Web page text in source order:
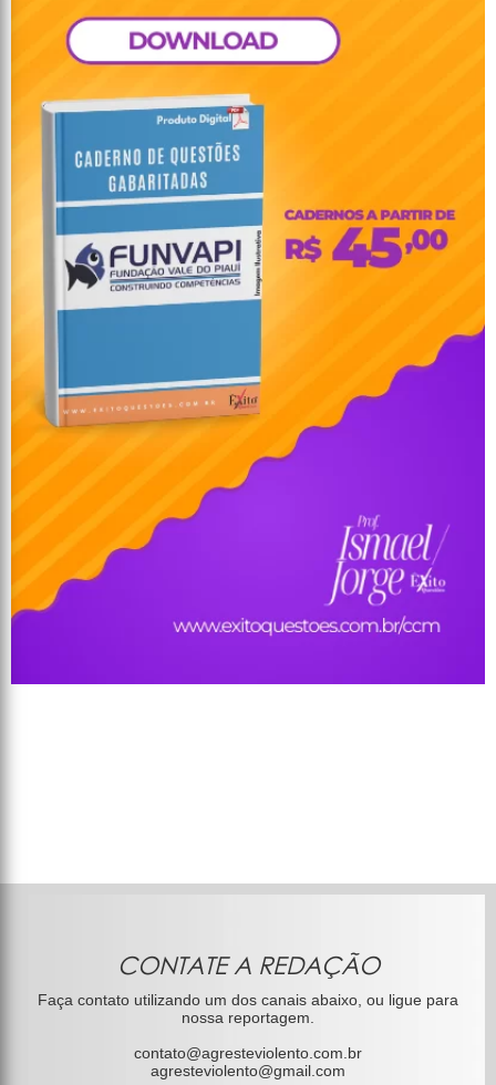
CONTATE A REDAÇÃO
Faça contato utilizando um dos canais abaixo, ou ligue para
nossa reportagem.
contato@agresteviolento.com.br
agresteviolento@gmail.com